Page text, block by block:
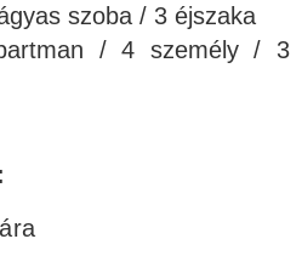
szoba / 3 éjszaka
/ 4 személy / 3